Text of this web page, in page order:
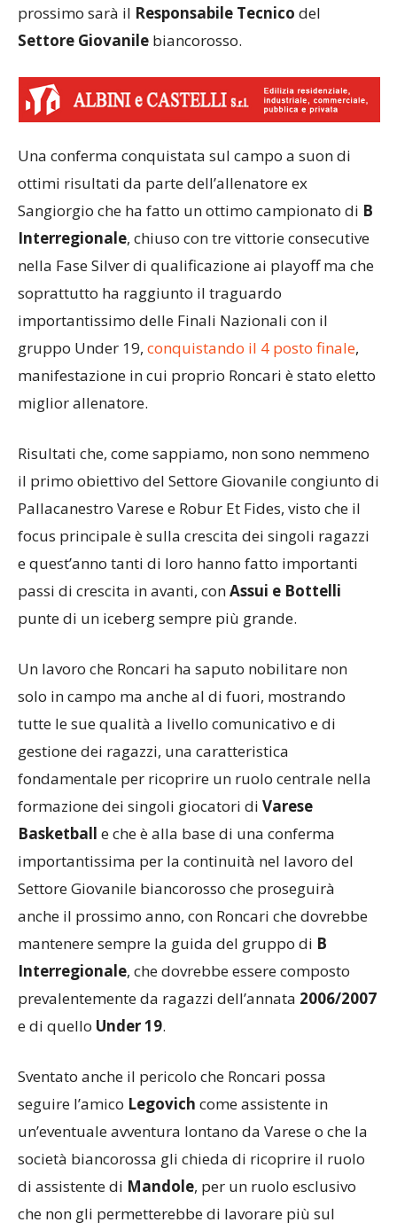
prossimo sarà il Responsabile Tecnico del
Settore Giovanile biancorosso.
Una conferma conquistata sul campo a suon di
ottimi risultati da parte dell’allenatore ex
Sangiorgio che ha fatto un ottimo campionato di B
Interregionale, chiuso con tre vittorie consecutive
nella Fase Silver di qualificazione ai playoff ma che
soprattutto ha raggiunto il traguardo
importantissimo delle Finali Nazionali con il
gruppo Under 19, conquistando il 4 posto finale,
manifestazione in cui proprio Roncari è stato eletto
miglior allenatore.
Risultati che, come sappiamo, non sono nemmeno
il primo obiettivo del Settore Giovanile congiunto di
Pallacanestro Varese e Robur Et Fides, visto che il
focus principale è sulla crescita dei singoli ragazzi
e quest’anno tanti di loro hanno fatto importanti
passi di crescita in avanti, conAssui e Bottelli
punte di un iceberg sempre più grande.
Un lavoro che Roncari ha saputo nobilitare non
solo in campo ma anche al di fuori, mostrando
tutte le sue qualità a livello comunicativo e di
gestione dei ragazzi, una caratteristica
fondamentale per ricoprire un ruolo centrale nella
formazione dei singoli giocatori di Varese
Basketball e che è alla base di una conferma
importantissima per la continuità nel lavoro del
Settore Giovanile biancorosso che proseguirà
anche il prossimo anno, con Roncari che dovrebbe
mantenere sempre la guida del gruppo di B
Interregionale, che dovrebbe essere composto
prevalentemente da ragazzi dell’annata 2006/2007
e di quello Under 19.
Sventato anche il pericolo che Roncari possa
seguire l’amico Legovich come assistente in
un’eventuale avventura lontano da Varese o che la
società biancorossa gli chieda di ricoprire il ruolo
di assistente di Mandole, per un ruolo esclusivo
che non gli permetterebbe di lavorare più sul